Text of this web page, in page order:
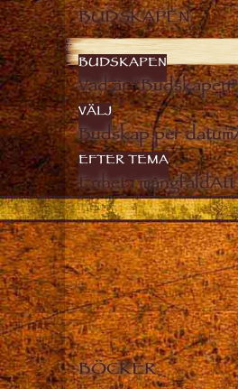
BUDSKAPEN
BUDSKAPEN
Vad är
VÄLJ
Budskap per datum
EFTER TEMA
Enhet i mångfaldAtt
BÖCKER